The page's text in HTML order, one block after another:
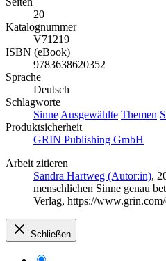
20
Katalognummer
V71219
ISBN (eBook)
9783638620352
Sprache
Deutsch
Schlagworte
Sinne Ausgewählte Themen
Produktsicherheit
GRIN Publishing GmbH
Arbeit zitieren
Sandra Hartweg (Autor:in),
menschlichen Sinne genau
Verlag, https://
Schließen